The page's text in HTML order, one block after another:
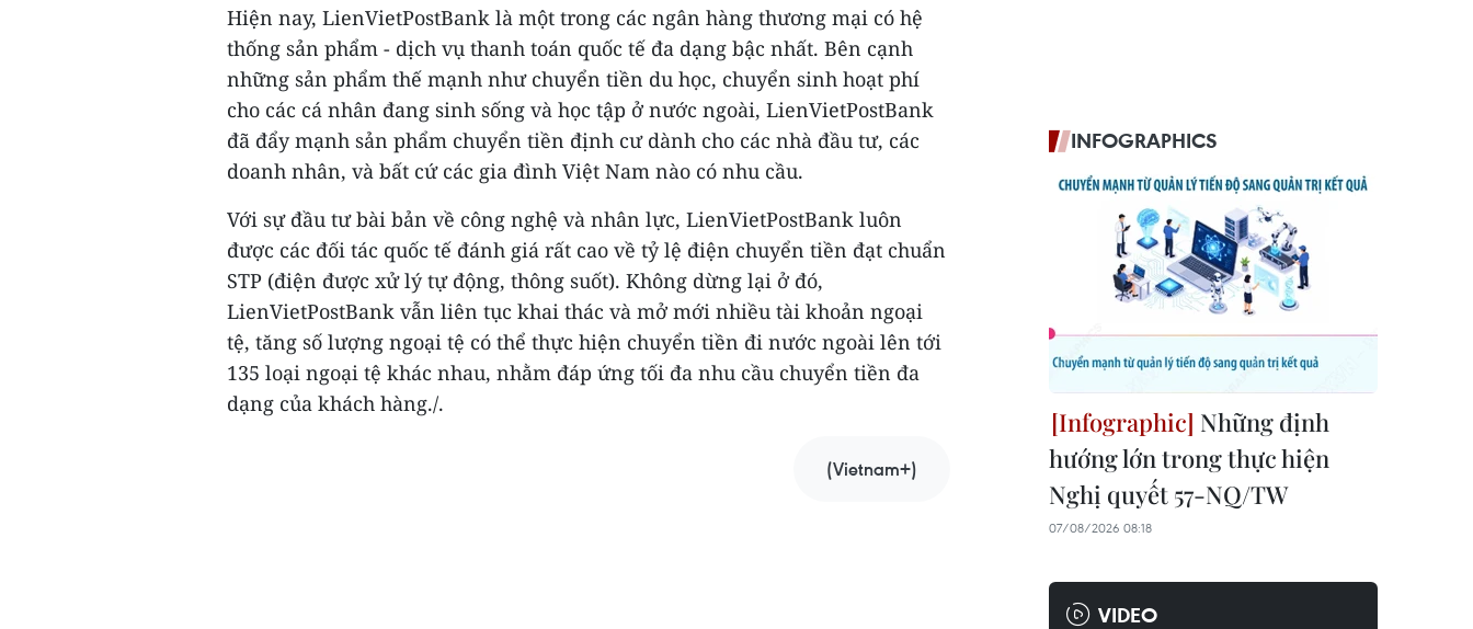
Hiện nay, LienVietPostBank là một trong các ngân hàng thương mại có hệ
thống sản phẩm - dịch vụ thanh toán quốc tế đa dạng bậc nhất. Bên cạnh
những sản phẩm thế mạnh như chuyển tiền du học, chuyển sinh hoạt phí
cho các cá nhân đang sinh sống và học tập ở nước ngoài, LienVietPostBank
đã đẩy mạnh sản phẩm chuyển tiền định cư dành cho các nhà đầu tư, các
doanh nhân, và bất cứ các gia đình Việt Nam nào có nhu cầu.
Với sự đầu tư bài bản về công nghệ và nhân lực, LienVietPostBank luôn
được các đối tác quốc tế đánh giá rất cao về tỷ lệ điện chuyển tiền đạt chuẩn
STP (điện được xử lý tự động, thông suốt). Không dừng lại ở đó,
LienVietPostBank vẫn liên tục khai thác và mở mới nhiều tài khoản ngoại
tệ, tăng số lượng ngoại tệ có thể thực hiện chuyển tiền đi nước ngoài lên tới
135 loại ngoại tệ khác nhau, nhằm đáp ứng tối đa nhu cầu chuyển tiền đa
dạng của khách hàng./.
(Vietnam+)
INFOGRAPHICS
Những định
hướng lớn trong thực hiện
Nghị quyết 57-NQ/TW
07/08/2026 08:18
VIDEO